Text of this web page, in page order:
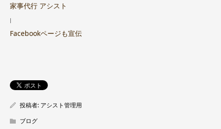
家事代行 アシスト
|
Facebookページも宣伝
投稿者: アシスト管理用
ブログ